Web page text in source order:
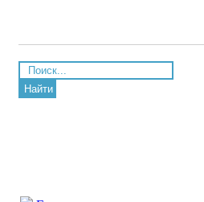
Найти